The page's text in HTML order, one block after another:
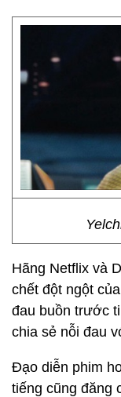
Hãng Netflix và
chết đột ngột
đau buồn trước
chia sẻ nỗi đau
Đạo diễn phim
tiếng cũng đăng